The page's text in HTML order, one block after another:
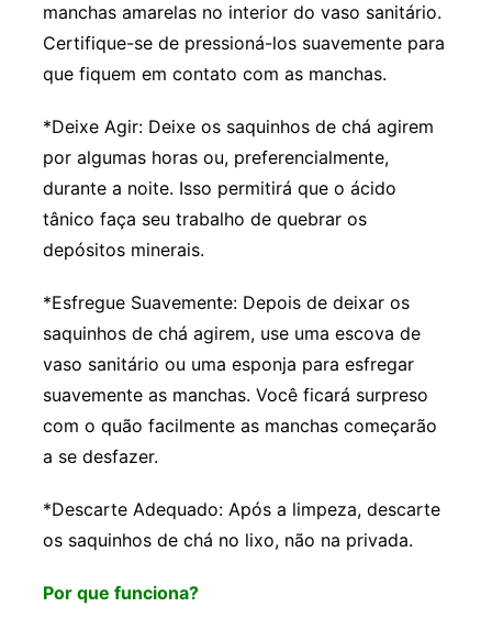
manchas amarelas no interior do vaso sanitário.
Certifique-se de pressioná-los suavemente para
que fiquem em contato com as manchas.
*Deixe Agir: Deixe os saquinhos de chá agirem
por algumas horas ou, preferencialmente,
durante a noite. Isso permitirá que o ácido
tânico faça seu trabalho de quebrar os
depósitos minerais.
*Esfregue Suavemente: Depois de deixar os
saquinhos de chá agirem, use uma escova de
vaso sanitário ou uma esponja para esfregar
suavemente as manchas. Você ficará surpreso
com o quão facilmente as manchas começarão
a se desfazer.
*Descarte Adequado: Após a limpeza, descarte
os saquinhos de chá no lixo, não na privada.
Por que funciona?